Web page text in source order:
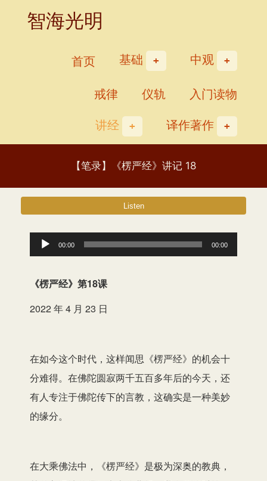
智海光明
首页 基础
中观
戒律
仪轨
入门读物
讲经
译作著作
【笔录】《楞严经》讲记 18
频
播
00:00 00:00
《楞严经》第18课
2022 年 4 月 23 日
在如今这个时代，这样闻思《楞严经》的机会十
分难得。在佛陀圆寂两千五百多年后的今天，还
有人专注于佛陀传下的言教，这确实是一种美妙
的缘分。
在大乘佛法中，《楞严经》是极为深奥的教典，